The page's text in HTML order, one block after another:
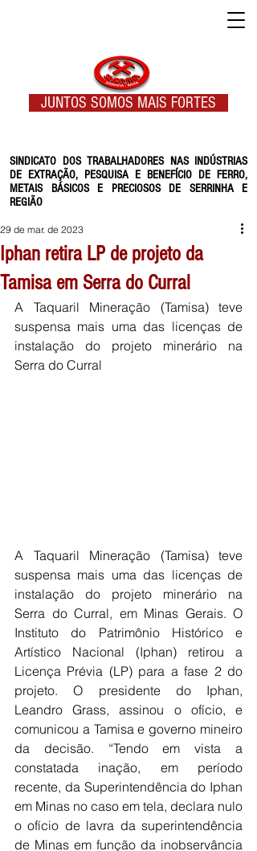
SINDICATO DOS TRABALHADORES NAS INDÚSTRIAS
DE EXTRAÇÃO, PESQUISA E BENEFÍCIO DE FERRO,
METAIS BÁSICOS E PRECIOSOS DE SERRINHA E
REGIÃO
JUNTOS SOMOS MAIS FORTES
Iphan retira LP de projeto da
Tamisa em Serra do Curral
29 de mar. de 2023
A Taquaril Mineração (Tamisa) teve
suspensa mais uma das licenças de
instalação do projeto minerário na
Serra do Curral
A Taquaril Mineração (Tamisa) teve
suspensa mais uma das licenças de
instalação do projeto minerário na
Serra do Curral, em Minas Gerais. O
Instituto do Patrimônio Histórico e
Artístico Nacional (Iphan) retirou a
Licença Prévia (LP) para a fase 2 do
projeto. O presidente do Iphan,
Leandro Grass, assinou o ofício, e
comunicou a Tamisa e governo mineiro
da decisão. “Tendo em vista a
constatada inação, em período
recente, da Superintendência do Iphan
em Minas no caso em tela, declara nulo
o ofício de lavra da superintendência
de Minas em função da inobservância